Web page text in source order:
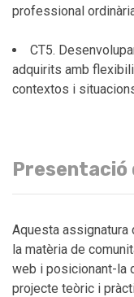
professional
CT5.
adquirits amb
contextos i
Presentació
Aquesta assignatura
la matèria de
web i posicionant-la
projecte teòric i